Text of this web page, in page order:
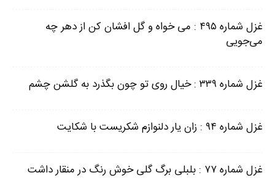
غزل شماره ۴۹۵ : می خواه و گل افشان کن از دهر چه
می‌جویی
غزل شماره ۳۳۹ : خیال روی تو چون بگذرد به گلشن چشم
غزل شماره ۹۴ : زان یار دلنوازم شکریست با شکایت
غزل شماره ۷۷ : بلبلی برگ گلی خوش رنگ در منقار داشت